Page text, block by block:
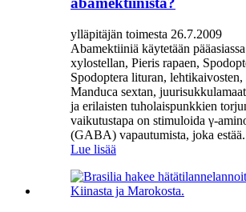
ylläpitäjän toimesta 26.7.2009
Abamektiiniä käytetään
xylostellan, Pieris rapaen,
Spodoptera lituran,
Manduca sextan,
ja erilaisten tuholaispunkkien
vaikutustapa on stimuloida γ-
(GABA) vapautumista, joka
Lue lisää